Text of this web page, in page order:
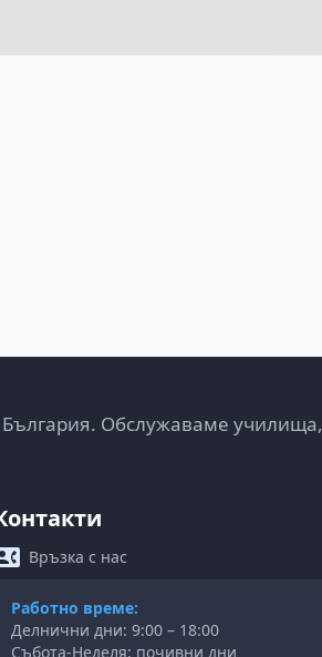
Обслужаваме училища,
Връзка с нас
Работно време:
Делнични дни: 9:00 – 18:00
Събота-Неделя: почивни дни